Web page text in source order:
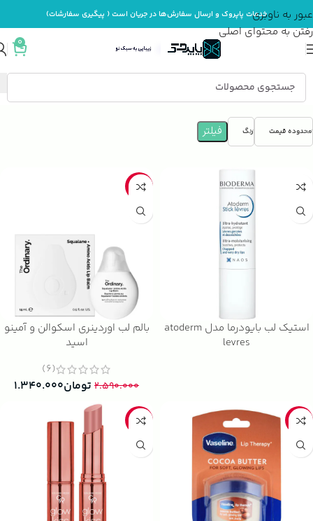
عبور به ناوبری
رفتن به محتوای اصلی
خدمات پاپروک و ارسال سفارش‌ها در جریان است ( پیگیری سفارشات)
0
خانه لوازم آرایش لوازم آرایش لب
محدوده قیمت رنگ فیلتر
استیک لب بایودرما مدل atoderm
levres
-48%
بالم لب اوردینری اسکوالن و آمینو
اسید
(6)
۲.۵۹۰.۰۰۰ تومان۱.۳۴۰.۰۰۰
-38%
-41%